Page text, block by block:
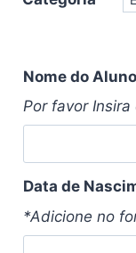
Nome do Aluno
Por favor
Data de
*Adicione no